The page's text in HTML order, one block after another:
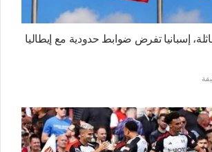
إسبانيا تفرض ضوابط حدودية مع إيطاليا